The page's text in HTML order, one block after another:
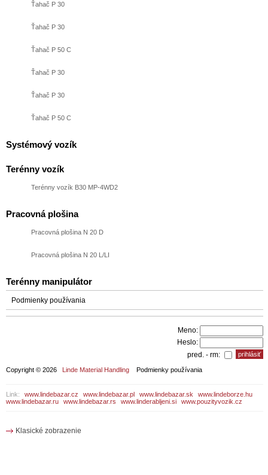
Ťahač P 30
Ťahač P 30
Ťahač P 50 C
Ťahač P 30
Ťahač P 30
Ťahač P 50 C
Systémový vozík
Terénny vozík
Terénny vozík B30 MP-4WD2
Pracovná plošina
Pracovná plošina N 20 D
Pracovná plošina N 20 L/LI
Terénny manipulátor
Podmienky používania
Meno:
Heslo:
pred. - rm:
Copyright © 2026 Linde Material Handling Podmienky používania
Link: www.lindebazar.cz www.lindebazar.pl www.lindebazar.sk
www.lindeborze.hu
www.lindebazar.ru
www.lindebazar.rs www.linderabljeni.si www.pouzityvozik.cz